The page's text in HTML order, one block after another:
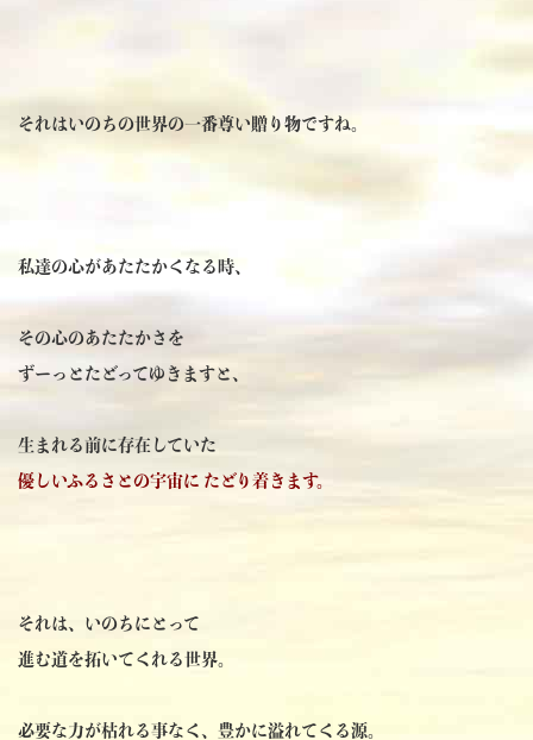
それはいのちの世界の一番尊い贈り物ですね。
私達の心があたたかくなる時、
その心のあたたかさを
ずーっとたどってゆきますと、
生まれる前に存在していた
優しいふるさとの宇宙に たどり着きます。
それは、いのちにとって
進む道を拓いてくれる世界。
必要な力が枯れる事なく、豊かに溢れてくる源。